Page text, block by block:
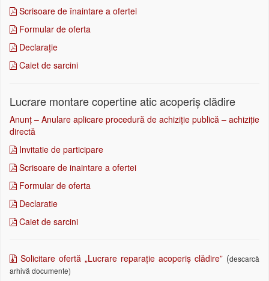
Scrisoare de înaintare a ofertei
Formular de oferta
Declarație
Caiet de sarcini
Lucrare montare copertine atic acoperiș clădire
Anunț – Anulare aplicare procedură de achiziție publică – achiziție
directă
Invitatie de participare
Scrisoare de inaintare a ofertei
Formular de oferta
Declaratie
Caiet de sarcini
Solicitare ofertă „Lucrare reparație acoperiș clădire” (descarcă
arhivă documente)